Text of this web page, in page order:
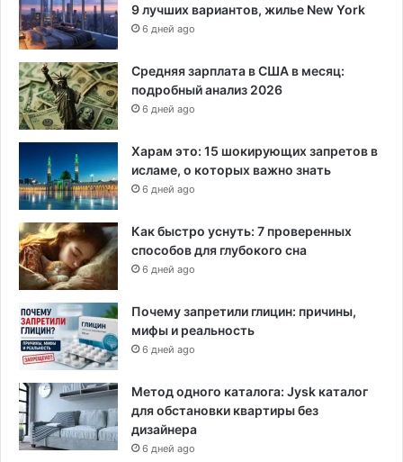
9 лучших вариантов, жилье New York
6 дней ago
Средняя зарплата в США в месяц:
подробный анализ 2026
6 дней ago
Харам это: 15 шокирующих запретов в
исламе, о которых важно знать
6 дней ago
Как быстро уснуть: 7 проверенных
способов для глубокого сна
6 дней ago
Почему запретили глицин: причины,
мифы и реальность
6 дней ago
Метод одного каталога: Jysk каталог
для обстановки квартиры без
дизайнера
6 дней ago